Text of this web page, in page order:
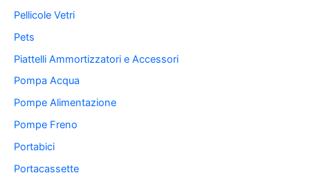
Pellicole Vetri
Pets
Piattelli Ammortizzatori e Accessori
Pompa Acqua
Pompe Alimentazione
Pompe Freno
Portabici
Portacassette